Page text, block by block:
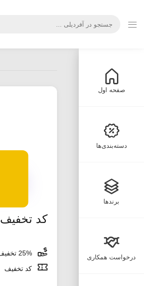
صفحه اول
دسته‌بندی‌ها
برندها
درخواست همکاری
کد تخفیف ۲۵ درصدی ایران کتاب
کد تخفیف